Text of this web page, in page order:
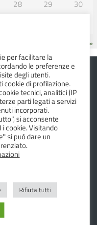
28 29
30
SET »
(R.E.)
per facilitare la
le preferenze e
degli utenti.
cookie di profilazione.
tecnici, analitici (IP
parti legati a servizi
incorporati.
si acconsente
i cookie. Visitando
si può dare un
Rifiuta tutti